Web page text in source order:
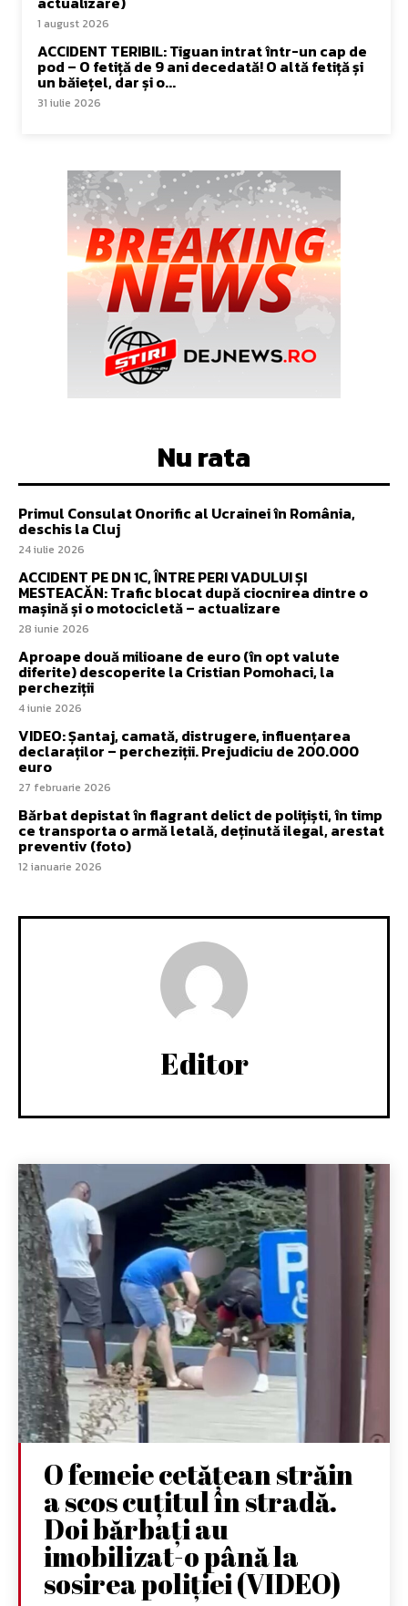
1 august 2026
ACCIDENT TERIBIL: Tiguan intrat într-un cap de
pod – O fetiță de 9 ani decedată! O altă fetiță și
un băiețel, dar și o...
31 iulie 2026
Nu rata
Primul Consulat Onorific al Ucrainei în România,
deschis la Cluj
24 iulie 2026
ACCIDENT PE DN 1C, ÎNTRE PERI VADULUI ȘI
MESTEACĂN: Trafic blocat după ciocnirea dintre o
mașină și o motocicletă – actualizare
28 iunie 2026
Aproape două milioane de euro (în opt valute
diferite) descoperite la Cristian Pomohaci, la
percheziții
4 iunie 2026
VIDEO: Șantaj, camată, distrugere, influențarea
declaraților – percheziții. Prejudiciu de 200.000
euro
27 februarie 2026
Bărbat depistat în flagrant delict de polițiști, în timp
ce transporta o armă letală, deținută ilegal, arestat
preventiv (foto)
12 ianuarie 2026
Editor
O femeie cetățean străin
a scos cuțitul în stradă.
Doi bărbați au
imobilizat-o până la
sosirea poliției (VIDEO)